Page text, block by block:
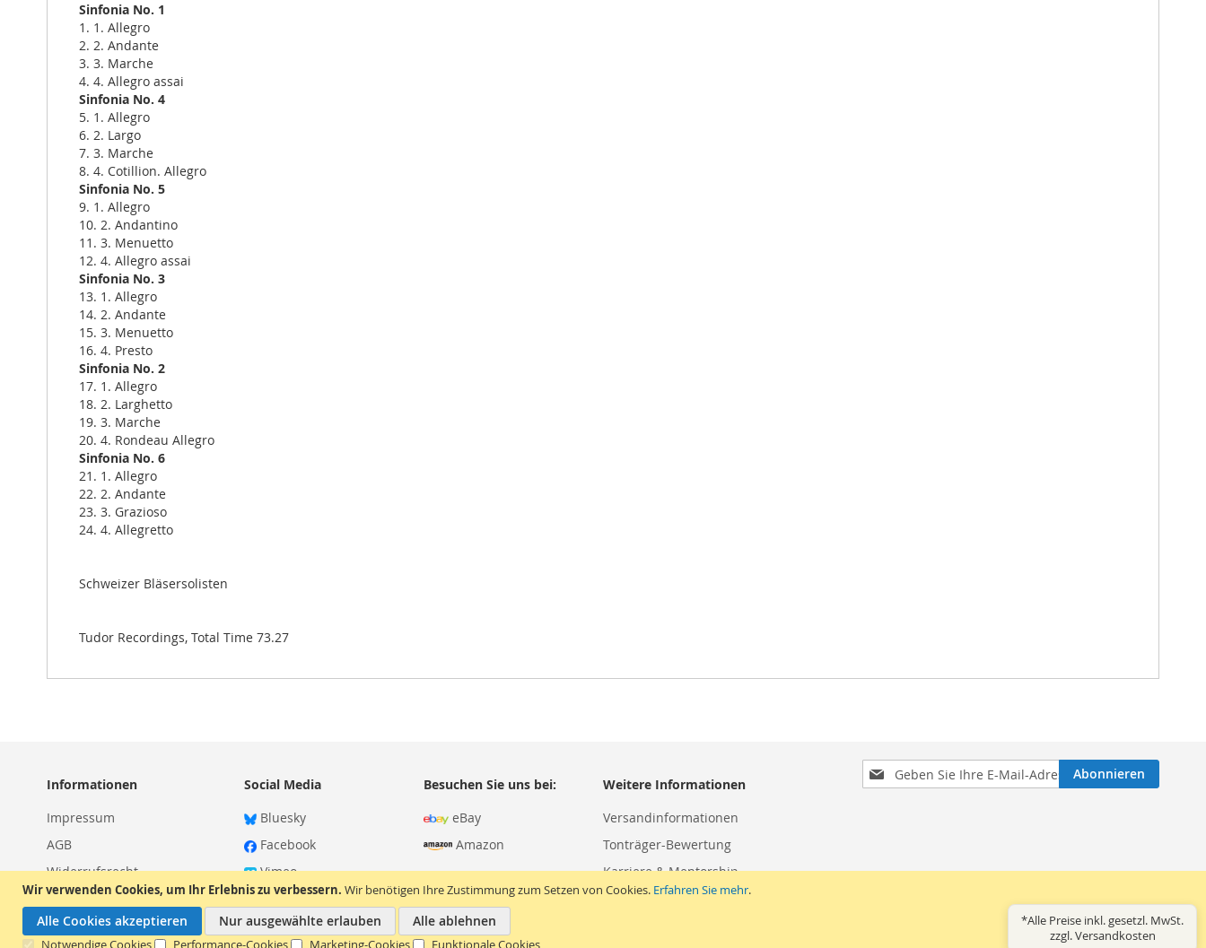
*Alle Preise inkl. gesetzl. MwSt.
zzgl. Versandkosten
Wir verwenden Cookies, um Ihr Erlebnis zu verbessern. Wir benötigen Ihre Zustimmung zum Setzen von Cookies. Erfahren Sie mehr.
Alle Cookies akzeptieren Nur ausgewählte erlauben Alle ablehnen
Notwendige Cookies Performance-Cookies Marketing-Cookies Funktionale Cookies
Sinfonia No. 1
1. 1. Allegro
2. 2. Andante
3. 3. Marche
4. 4. Allegro assai
Sinfonia No. 4
5. 1. Allegro
6. 2. Largo
7. 3. Marche
8. 4. Cotillion. Allegro
Sinfonia No. 5
9. 1. Allegro
10. 2. Andantino
11. 3. Menuetto
12. 4. Allegro assai
Sinfonia No. 3
13. 1. Allegro
14. 2. Andante
15. 3. Menuetto
16. 4. Presto
Sinfonia No. 2
17. 1. Allegro
18. 2. Larghetto
19. 3. Marche
20. 4. Rondeau Allegro
Sinfonia No. 6
21. 1. Allegro
22. 2. Andante
23. 3. Grazioso
24. 4. Allegretto
Schweizer Bläsersolisten
Tudor Recordings, Total Time 73.27
Melden
Sie
an:
Abonnieren
Informationen
Impressum
AGB
Widerrufsrecht
Datenschutz
Social Media
Bluesky
Facebook
Vimeo
Besuchen Sie uns bei:
eBay
Amazon
Weitere Informationen
Versandinformationen
Tonträger-Bewertung
Karriere & Mentorship